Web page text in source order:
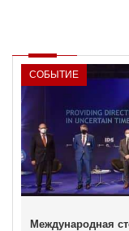
СОБЫТИЕ
Международная